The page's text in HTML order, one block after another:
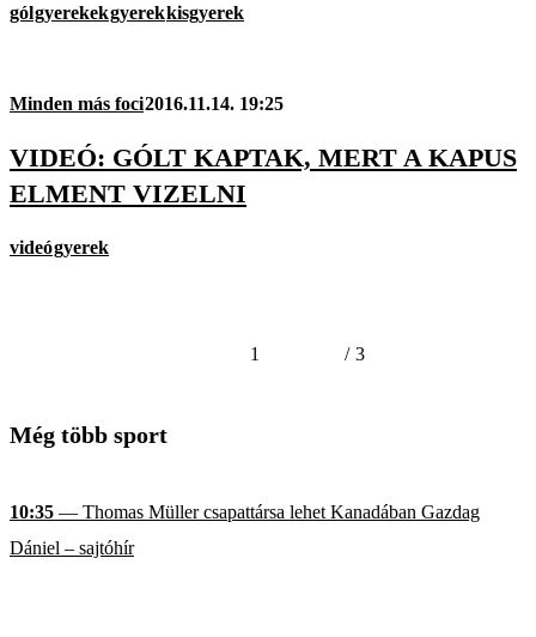
gólgyerekekgyerekkisgyerek
Minden más foci2016.11.14. 19:25
VIDEÓ: GÓLT KAPTAK, MERT A KAPUS
ELMENT VIZELNI
videógyerek
1 / 3
Még több sport
10:35 — Thomas Müller csapattársa lehet Kanadában Gazdag
Dániel – sajtóhír